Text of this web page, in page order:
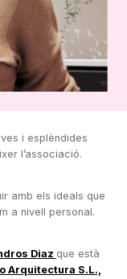
i esplèndides
l’associació.
amb els ideals que
a nivell personal.
Diaz que està
Arquitectura S.L.,